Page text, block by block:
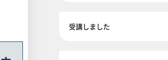
受講しました